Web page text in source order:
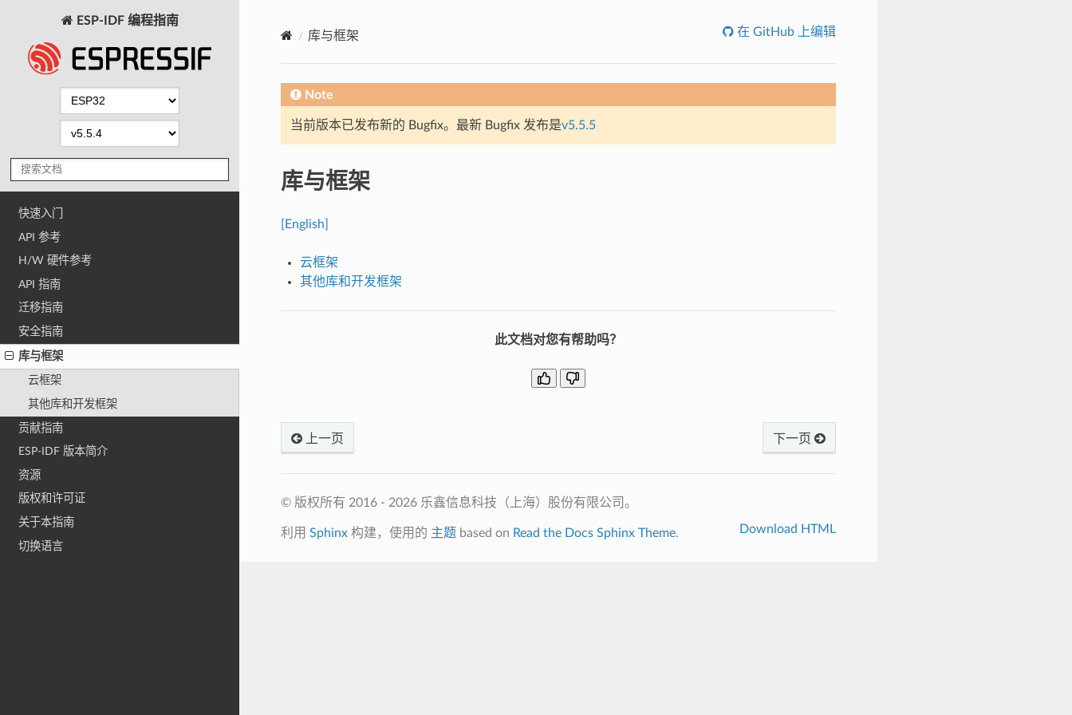
ESP-IDF 编程指南
快速入门
API 参考
H/W 硬件参考
API 指南
迁移指南
安全指南
库与框架
云框架
其他库和开发框架
贡献指南
ESP-IDF 版本简介
资源
版权和许可证
关于本指南
切换语言
库与框架 在 GitHub 上编辑
Note
当前版本已发布新的 Bugfix。最新 Bugfix 发布是v5.5.5
库与框架
[English]
云框架
其他库和开发框架
此文档对您有帮助吗？
上一页 下一页
© 版权所有 2016 - 2026 乐鑫信息科技（上海）股份有限公司。
利用 Sphinx构建，使用的 主题 based on Read the Docs Sphinx Theme. Download HTML